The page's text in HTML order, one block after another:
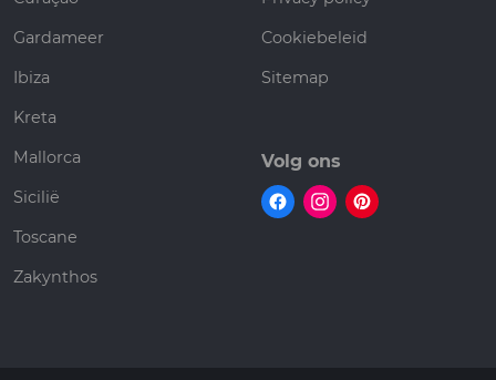
Gardameer
Ibiza
Kreta
Mallorca
Sicilië
Toscane
Zakynthos
Cookiebeleid
Sitemap
Volg ons